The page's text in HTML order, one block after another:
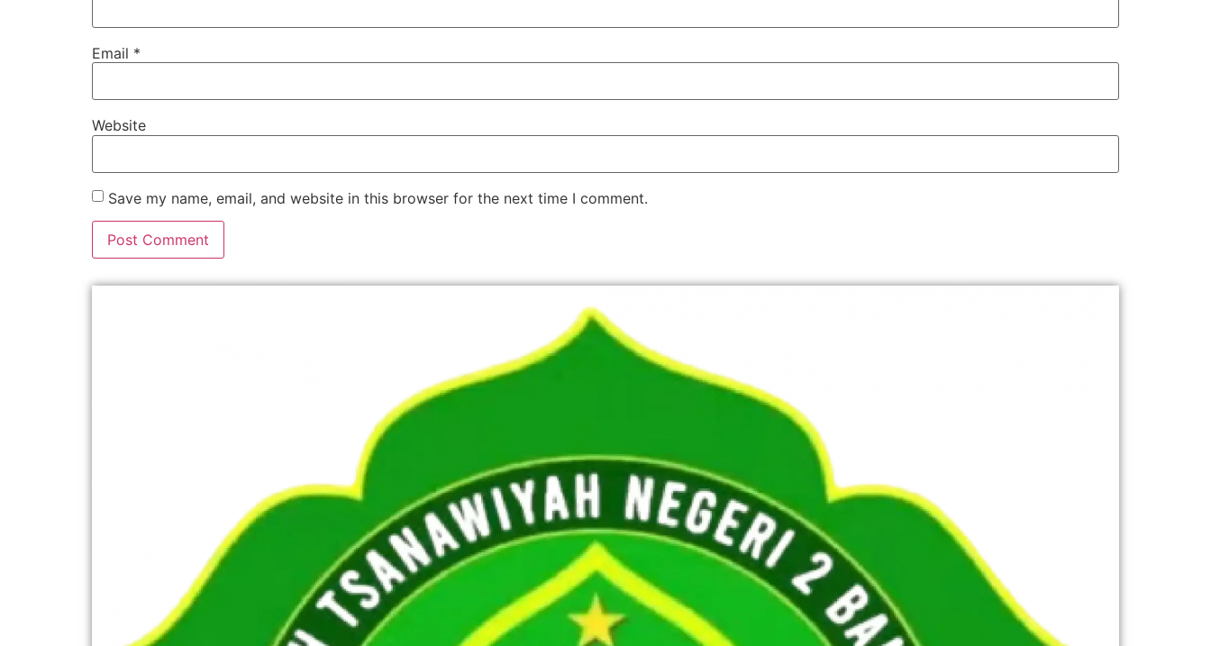
Email *
Website
Save my name, email, and website in this browser for the next time I comment.